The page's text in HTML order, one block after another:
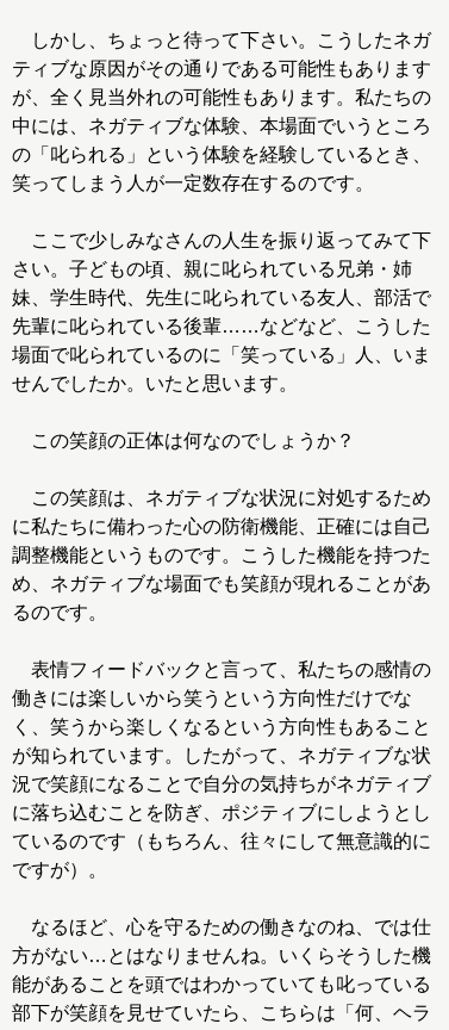
しかし、ちょっと待って下さい。こうしたネガ
ティブな原因がその通りである可能性もあります
が、全く見当外れの可能性もあります。私たちの
中には、ネガティブな体験、本場面でいうところ
の「叱られる」という体験を経験しているとき、
笑ってしまう人が一定数存在するのです。
ここで少しみなさんの人生を振り返ってみて下
さい。子どもの頃、親に叱られている兄弟・姉
妹、学生時代、先生に叱られている友人、部活で
先輩に叱られている後輩……などなど、こうした
場面で叱られているのに「笑っている」人、いま
せんでしたか。いたと思います。
この笑顔の正体は何なのでしょうか？
この笑顔は、ネガティブな状況に対処するため
に私たちに備わった心の防衛機能、正確には自己
調整機能というものです。こうした機能を持つた
め、ネガティブな場面でも笑顔が現れることがあ
るのです。
表情フィードバックと言って、私たちの感情の
働きには楽しいから笑うという方向性だけでな
く、笑うから楽しくなるという方向性もあること
が知られています。したがって、ネガティブな状
況で笑顔になることで自分の気持ちがネガティブ
に落ち込むことを防ぎ、ポジティブにしようとし
ているのです（もちろん、往々にして無意識的に
ですが）。
なるほど、心を守るための働きなのね、では仕
方がない…とはなりませんね。いくらそうした機
能があることを頭ではわかっていても叱っている
部下が笑顔を見せていたら、こちらは「何、ヘラ